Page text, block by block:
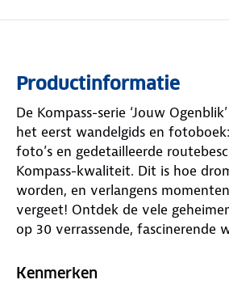
Productinformatie
De Kompass-serie ‘Jouw
het eerst wandelgids en
foto’s en gedetailleerde
Kompass-kwaliteit. Dit is hoe
worden, en verlangens
vergeet! Ontdek de vele
op 30 verrassende, fascinerende
dromen op de bank. Trek je
Kenmerken